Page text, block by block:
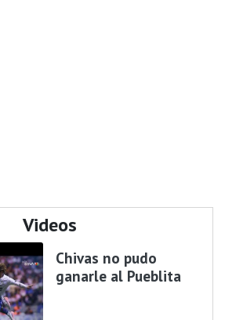
Videos
Chivas no pudo
ganarle al Pueblita